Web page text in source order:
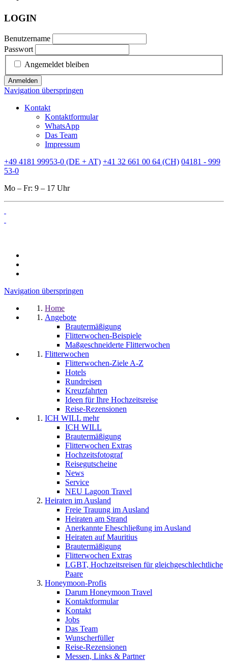
LOGIN
Benutzername
Passwort
Angemeldet bleiben
Anmelden
Navigation überspringen
Kontakt
Kontaktformular
WhatsApp
Das Team
Impressum
+49 4181 99953-0 (DE + AT) +41 32 661 00 64 (CH) 04181 - 999
53-0
Mo – Fr: 9 – 17 Uhr
Navigation überspringen
Home
Angebote
Brautermäßigung
Flitterwochen-Beispiele
Maßgeschneiderte Flitterwochen
Flitterwochen
Flitterwochen-Ziele A-Z
Hotels
Rundreisen
Kreuzfahrten
Ideen für Ihre Hochzeitsreise
Reise-Rezensionen
ICH WILL mehr
ICH WILL
Brautermäßigung
Flitterwochen Extras
Hochzeitsfotograf
Reisegutscheine
News
Service
NEU Lagoon Travel
Heiraten im Ausland
Freie Trauung im Ausland
Heiraten am Strand
Anerkannte Eheschließung im Ausland
Heiraten auf Mauritius
Brautermäßigung
Flitterwochen Extras
LGBT, Hochzeitsreisen für gleichgeschlechtliche
Paare
Honeymoon-Profis
Darum Honeymoon Travel
Kontaktformular
Kontakt
Jobs
Das Team
Wunscherfüller
Reise-Rezensionen
Messen, Links & Partner